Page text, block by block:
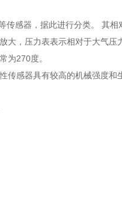
感器，据此进行分类。 其
，压力表表示相对于大气压
为270度。
感器具有较高的机械强度和